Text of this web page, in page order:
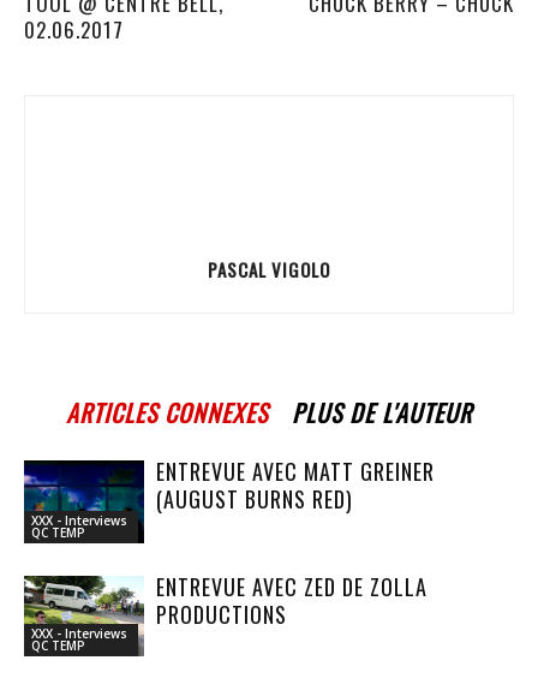
02.06.2017
PASCAL VIGOLO
ARTICLES CONNEXES PLUS DE L'AUTEUR
XXX - Interviews
QC TEMP
ENTREVUE AVEC MATT GREINER
(AUGUST BURNS RED)
XXX - Interviews
QC TEMP
ENTREVUE AVEC ZED DE ZOLLA
PRODUCTIONS